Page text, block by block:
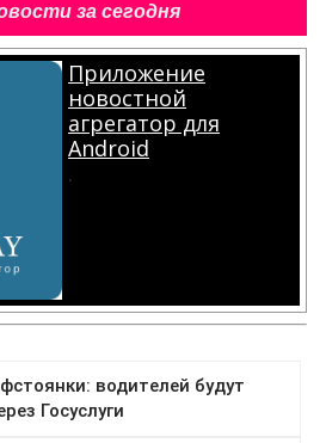
за сегодня
Приложение
новостной
агрегатор для
Android
.